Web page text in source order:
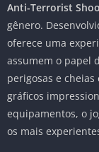
Anti-Terrorist
gênero.
oferece uma
assumem o papel
perigosas e
gráficos
equipamentos, o
os mais